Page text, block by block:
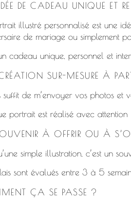
DE CADEAU UNIQUE ET
illustré personnalisé est une
de mariage ou simplement
cadeau unique, personnel et
SUR-MESURE À
suffit de m’envoyer vos photos et
portrait est réalisé avec attention
À OFFRIR OU À
simple illustration, c’est un
sont évalués entre 3 à 5
ÇA SE PASSE ?